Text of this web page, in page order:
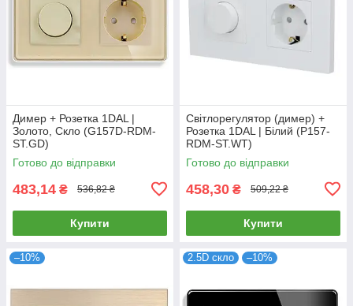
Димер + Розетка 1DAL |
Золото, Скло (G157D-RDM-
ST.GD)
Готово до відправки
483,14 ₴ 536,82 ₴
Купити
Світлорегулятор (димер) +
Розетка 1DAL | Білий (P157-
RDM-ST.WT)
Готово до відправки
458,30 ₴ 509,22 ₴
Купити
–10% 2.5D скло –10%